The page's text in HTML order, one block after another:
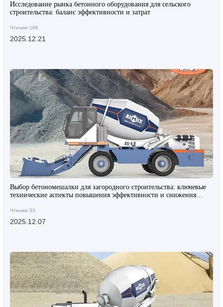
Исследование рынка бетонного оборудования для сельского
строительства: баланс эффективности и затрат
Чтение:166
2025.12.21
Выбор бетономешалки для загородного строительства: ключевые
технические аспекты повышения эффективности и снижения
Чтение:33
2025.12.07